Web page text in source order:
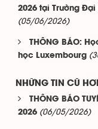
2026 tại Trường
(05/06/2026)
THÔNG BÁO:
học Luxembourg
NHỮNG TIN CŨ
THÔNG BÁO
2026 (06/05/2026)